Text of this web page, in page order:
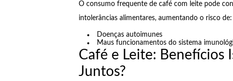
O consumo frequente de café com leite pode
intolerâncias alimentares, aumentando o risco de:
Doenças autoimunes
Maus funcionamentos do sistema
Café e Leite: Benefícios
Juntos?